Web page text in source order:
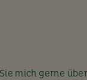
mich gerne